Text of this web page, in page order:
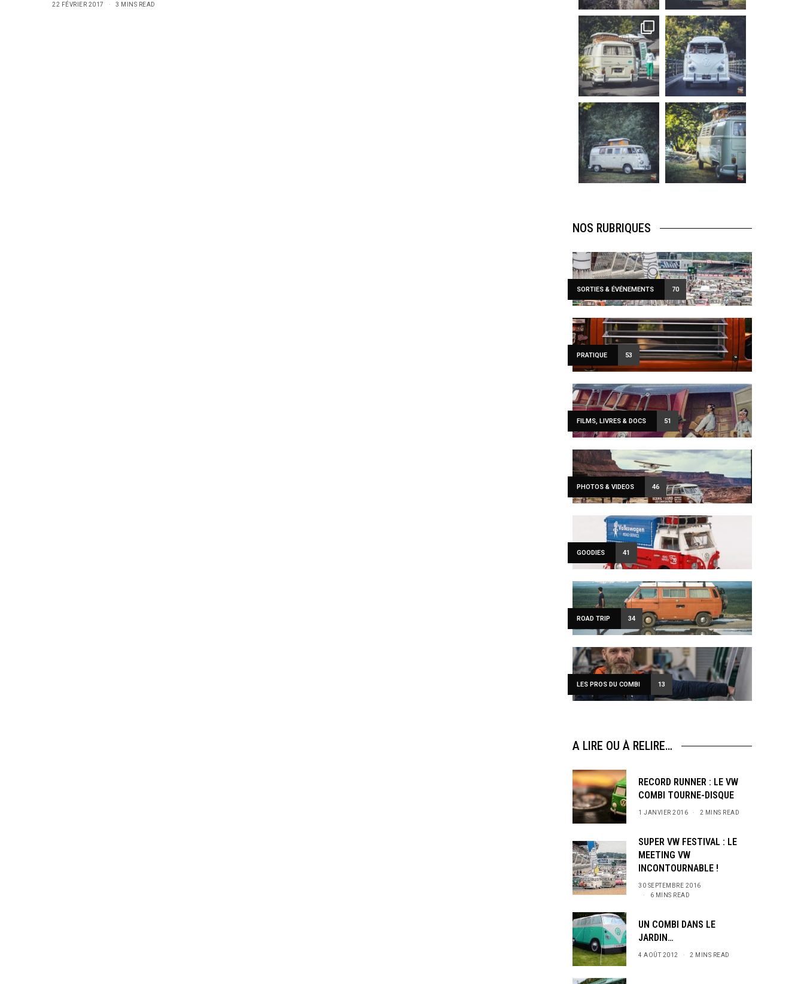
22 FÉVRIER 2017 3 MINS READ
becombi
Sep 10
220
4
becombi
Août 10
177
becombi
Août 10
120
0
becombi
Août 10
108
0
NOS RUBRIQUES
SORTIES & ÉVÉNEMENTS 70
PRATIQUE 53
FILMS, LIVRES & DOCS 51
PHOTOS & VIDEOS 46
GOODIES 41
ROAD TRIP 34
LES PROS DU COMBI 13
A LIRE OU À RELIRE…
RECORD RUNNER : LE VW
COMBI TOURNE-DISQUE
1 JANVIER 2016 2 MINS READ
SUPER VW FESTIVAL : LE
MEETING VW
INCONTOURNABLE !
30 SEPTEMBRE 2016
6 MINS READ
UN COMBI DANS LE
JARDIN…
4 AOÛT 2012 2 MINS READ